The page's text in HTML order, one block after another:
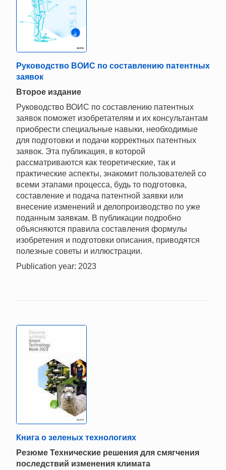
Руководство ВОИС по составлению патентных
заявок
Второе издание
Руководство ВОИС по составлению патентных
заявок поможет изобретателям и их консультантам
приобрести специальные навыки, необходимые
для подготовки и подачи корректных патентных
заявок. Эта публикация, в которой
рассматриваются как теоретические, так и
практические аспекты, знакомит пользователей со
всеми этапами процесса, будь то подготовка,
составление и подача патентной заявки или
внесение изменений и делопроизводство по уже
поданным заявкам. В публикации подробно
объясняются правила составления формулы
изобретения и подготовки описания, приводятся
полезные советы и иллюстрации.
Publication year: 2023
Книга о зеленых технологиях
Резюме Технические решения для смягчения
последствий изменения климата